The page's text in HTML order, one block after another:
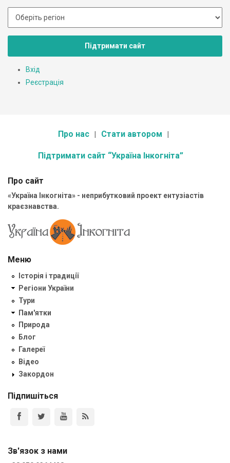
Підтримати сайт
Вхід
Реєстрація
Про нас Стати автором
Підтримати сайт “Україна Інкогніта”
Про сайт
«Україна Інкогніта» - неприбутковий проект ентузіастів
краєзнавства.
Меню
Історія і традиції
Регіони України
Тури
Пам'ятки
Природа
Блог
Галереї
Відео
Закордон
Підпишіться
Зв'язок з нами